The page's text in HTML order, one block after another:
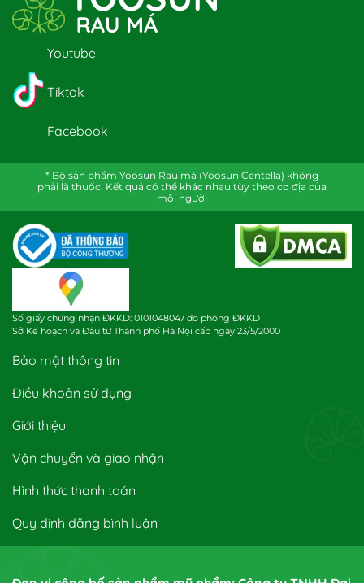
Youtube
Tiktok
Facebook
* Bộ sản phẩm Yoosun Rau má (Yoosun Centella) không
phải là thuốc. Kết quả có thể khác nhau tùy theo cơ địa của
mỗi người
Số giấy chứng nhận ĐKKD: 0101048047 do phòng ĐKKD
Sở Kế hoạch và Đầu tư Thành phố Hà Nội cấp ngày 23/5/2000
Bảo mật thông tin
Điều khoản sử dụng
Giới thiệu
Vận chuyển và giao nhận
Hình thức thanh toán
Quy định đăng bình luận